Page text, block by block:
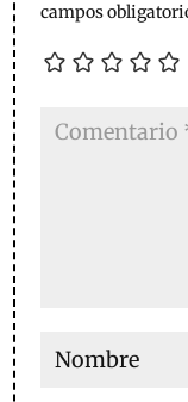
campos